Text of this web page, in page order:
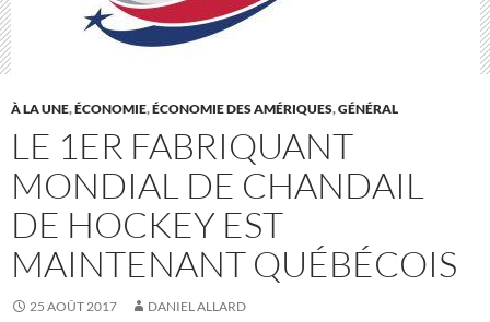
À LA UNE,ÉCONOMIE,ÉCONOMIE DES AMÉRIQUES,GÉNÉRAL
LE 1ER FABRIQUANT
MONDIAL DE CHANDAIL
DE HOCKEY EST
MAINTENANT QUÉBÉCOIS
25 AOÛT 2017 DANIEL ALLARD